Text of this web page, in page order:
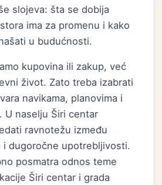
slojeva: šta se dobija
ima za promenu i kako
u budućnosti.
kupovina ili zakup, već
život. Zato treba izabrati
navikama, planovima i
U naselju Širi centar
ravnotežu između
i dugoročne upotrebljivosti.
posmatra odnos teme
Širi centar i grada